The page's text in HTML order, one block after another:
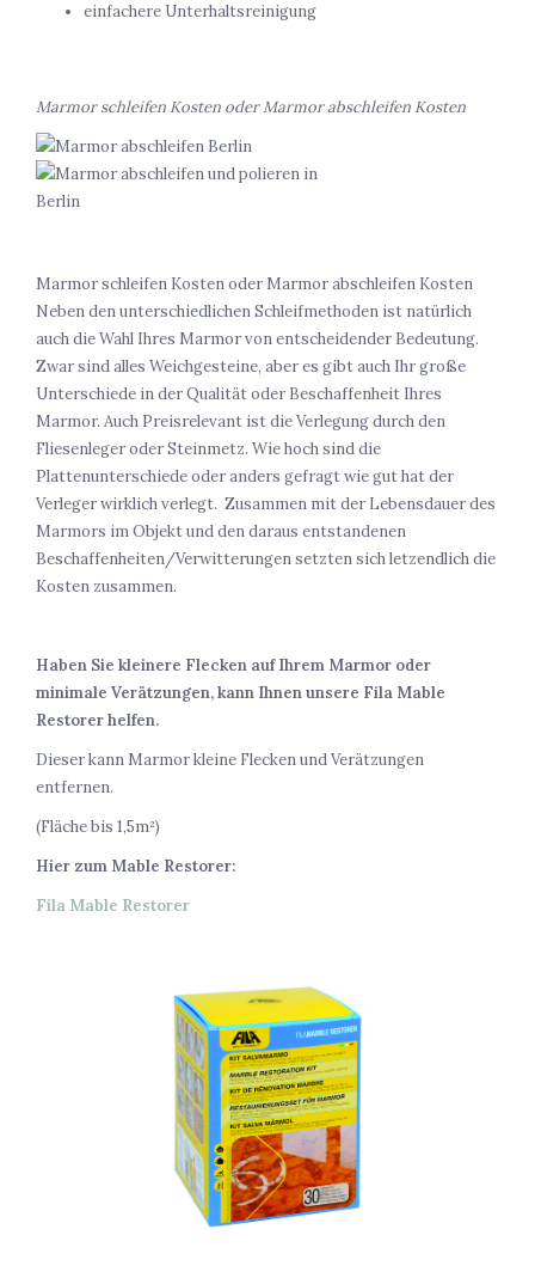
einfachere Unterhaltsreinigung
Marmor schleifen Kosten oder Marmor abschleifen Kosten
Marmor schleifen Kosten oder Marmor abschleifen Kosten
Neben den unterschiedlichen Schleifmethoden ist natürlich
auch die Wahl Ihres Marmor von entscheidender Bedeutung.
Zwar sind alles Weichgesteine, aber es gibt auch Ihr große
Unterschiede in der Qualität oder Beschaffenheit Ihres
Marmor. Auch Preisrelevant ist die Verlegung durch den
Fliesenleger oder Steinmetz. Wie hoch sind die
Plattenunterschiede oder anders gefragt wie gut hat der
Verleger wirklich verlegt. Zusammen mit der Lebensdauer des
Marmors im Objekt und den daraus entstandenen
Beschaffenheiten/Verwitterungen setzten sich letzendlich die
Kosten zusammen.
Haben Sie kleinere Flecken auf Ihrem Marmor oder
minimale Verätzungen, kann Ihnen unsere Fila Mable
Restorer helfen.
Dieser kann Marmor kleine Flecken und Verätzungen
entfernen.
(Fläche bis 1,5m²)
Hier zum Mable Restorer:
Fila Mable Restorer